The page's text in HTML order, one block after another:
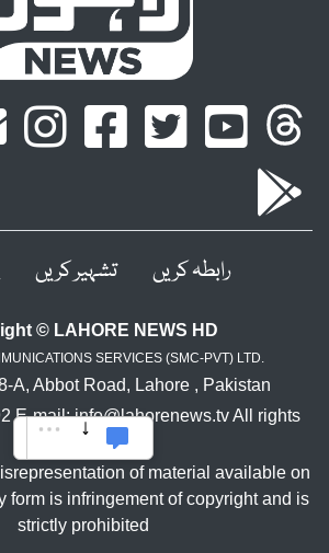
رابطہ کریں تشہیر کریں
© LAHORE NEWS HD
SERVICES (SMC-PVT) LTD.
A, Abbot Road, Lahore , Pakistan
E-mail: info@lahorenews.tv All rights
reserved.
of material available on
form is infringement of copyright and is
strictly prohibited